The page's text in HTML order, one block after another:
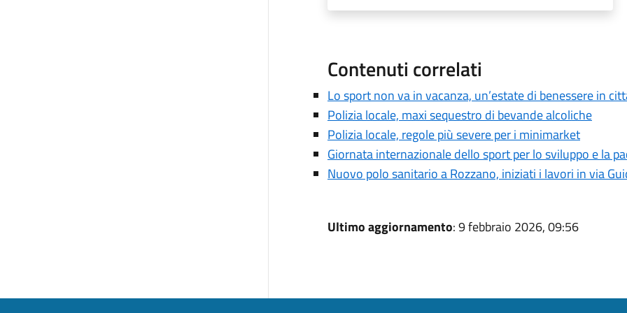
Contenuti correlati
Lo sport non va in vacanza, un’estate di benessere in
Polizia locale, maxi sequestro di bevande alcoliche
Polizia locale, regole più severe per i minimarket
Giornata internazionale dello sport per lo sviluppo e la
Nuovo polo sanitario a Rozzano, iniziati i lavori in via
Ultimo aggiornamento: 9 febbraio 2026, 09:56